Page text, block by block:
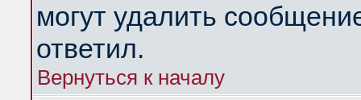
могут удалить
ответил.
Вернуться к началу